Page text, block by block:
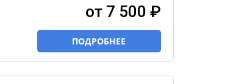
от 7 500 ₽
ПОДРОБНЕЕ